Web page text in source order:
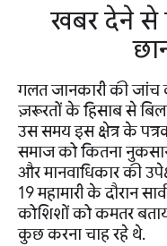
खबर देने से
गलत जानकारी की जांच
ज़रूरतों के हिसाब से
उस समय इस क्षेत्र के
समाज को कितना नुकसान
और मानवाधिकार की
19 महामारी के दौरान
कोशिशों को कमतर
कुछ करना चाह रहे थे.